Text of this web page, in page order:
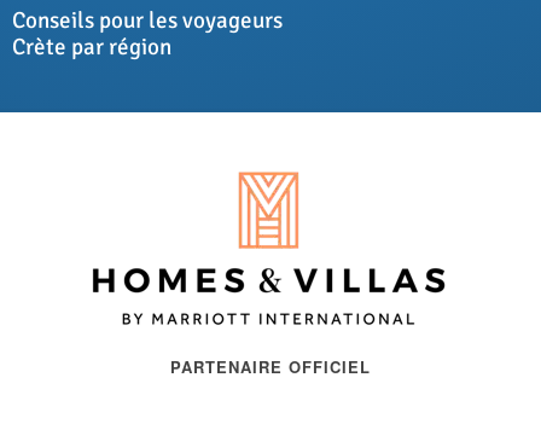
Conseils pour les voyageurs
Crète par région
PARTENAIRE OFFICIEL